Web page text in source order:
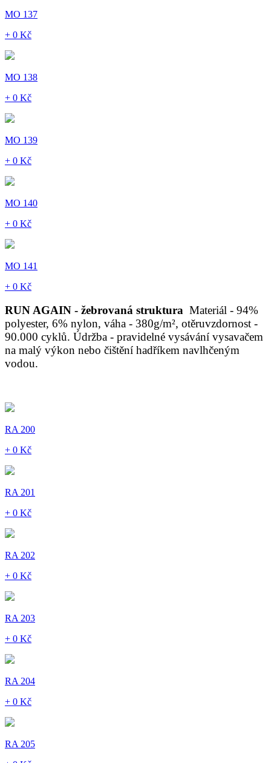
MO 137
+ 0 Kč
MO 138
+ 0 Kč
MO 139
+ 0 Kč
MO 140
+ 0 Kč
MO 141
+ 0 Kč
RUN AGAIN - žebrovaná struktura Materiál - 94%
polyester, 6% nylon, váha - 380g/m², otěruvzdornost -
90.000 cyklů. Údržba - pravidelné vysávání vysavačem
na malý výkon nebo čištění hadříkem navlhčeným
vodou.
RA 200
+ 0 Kč
RA 201
+ 0 Kč
RA 202
+ 0 Kč
RA 203
+ 0 Kč
RA 204
+ 0 Kč
RA 205